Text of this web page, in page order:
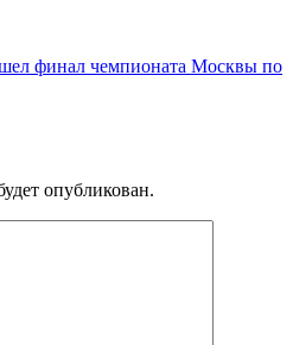
финал чемпионата Москвы по
опубликован.